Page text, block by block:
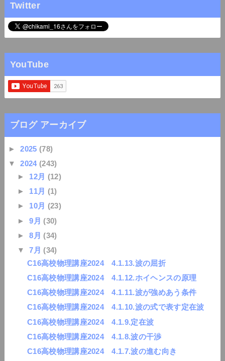
Twitter
YouTube
ブログ アーカイブ
►2025 (78)
▼2024 (243)
► 12月 (12)
► 11月 (1)
► 10月 (23)
►9月 (30)
►8月 (34)
▼7月 (34)
C16高校物理講座2024 4.1.13.波の屈折
C16高校物理講座2024 4.1.12.ホイヘンスの原理
C16高校物理講座2024 4.1.11.波が強めあう条件
C16高校物理講座2024 4.1.10.波の式で表す定在波
C16高校物理講座2024 4.1.9.定在波
C16高校物理講座2024 4.1.8.波の干渉
C16高校物理講座2024 4.1.7.波の進む向き